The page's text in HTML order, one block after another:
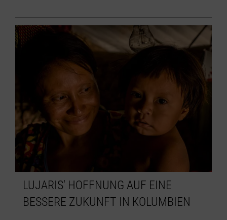
LUJARIS' HOFFNUNG AUF EINE
BESSERE ZUKUNFT IN KOLUMBIEN